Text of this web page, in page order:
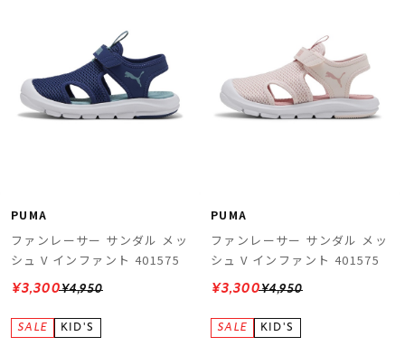
PUMA
ファンレーサー サンダル メッ
シュ V インファント 401575
¥4,950
¥3,300
PUMA
ファンレーサー サンダル メッ
シュ V インファント 401575
¥4,950
¥3,300